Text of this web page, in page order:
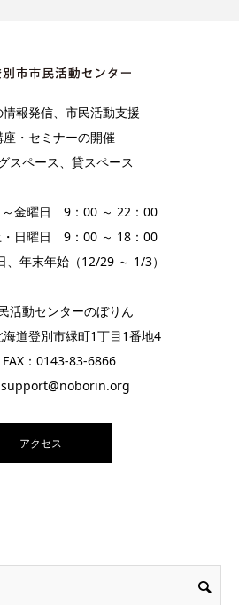
報発信、市民活動支援
座・セミナーの開催
スペース、貸スペース
金曜日 9：00 ～ 22：00
9：00 ～ 18：00
末年始（12/29 ～ 1/3）
活動センターのぼりん
道登別市緑町1丁目1番地4
：0143-83-6866
アクセス